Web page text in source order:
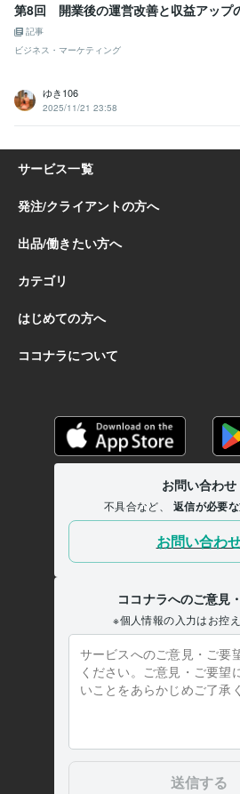
第8回 開業後の運営改善と収益アップ
記事
ビジネス・マーケティング
ゆき106
2025/11/21 23:58